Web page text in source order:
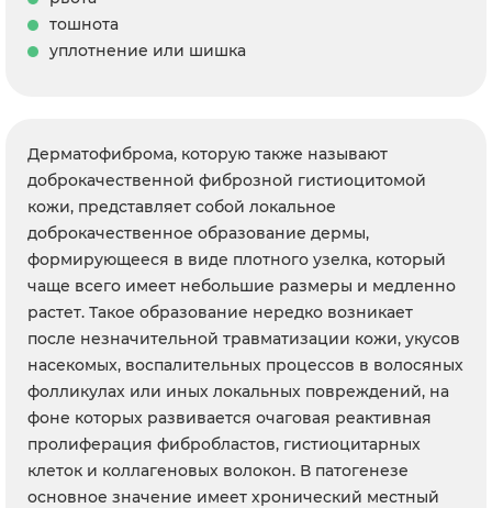
тошнота
уплотнение или шишка
Дерматофиброма, которую также называют
доброкачественной фиброзной гистиоцитомой
кожи, представляет собой локальное
доброкачественное образование дермы,
формирующееся в виде плотного узелка, который
чаще всего имеет небольшие размеры и медленно
растет. Такое образование нередко возникает
после незначительной травматизации кожи, укусов
насекомых, воспалительных процессов в волосяных
фолликулах или иных локальных повреждений, на
фоне которых развивается очаговая реактивная
пролиферация фибробластов, гистиоцитарных
клеток и коллагеновых волокон. В патогенезе
основное значение имеет хронический местный